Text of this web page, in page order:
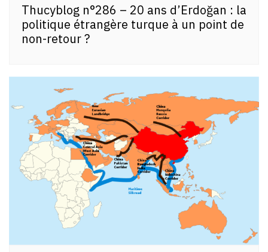
Thucyblog n°286 – 20 ans d’Erdoğan : la
politique étrangère turque à un point de
non-retour ?